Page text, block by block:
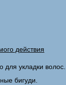
действия
укладки волос.
бигуди.